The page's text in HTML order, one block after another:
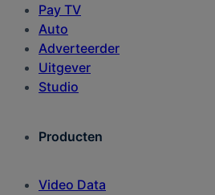
Pay TV
Auto
Adverteerder
Uitgever
Studio
Producten
Video Data